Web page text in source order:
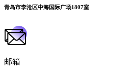
青岛市李沧区中海国际广场1807室
邮箱